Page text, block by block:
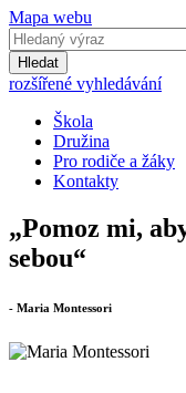
Mapa webu
Hledat
rozšířené vyhledávání
Škola
Družina
Pro rodiče a žáky
Kontakty
„Pomoz mi,
sebou“
- Maria Montessori